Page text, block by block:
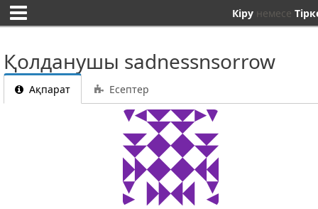
Кіру немесе
Қолданушы sadnessnsorrow
Ақпарат Есептер